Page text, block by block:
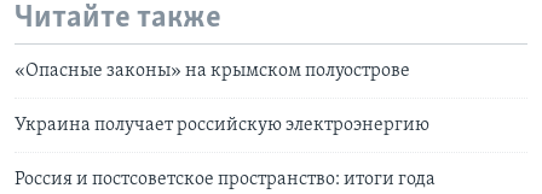
Читайте также
«Опасные законы» на крымском полуострове
Украина получает российскую электроэнергию
Россия и постсоветское пространство: итоги года